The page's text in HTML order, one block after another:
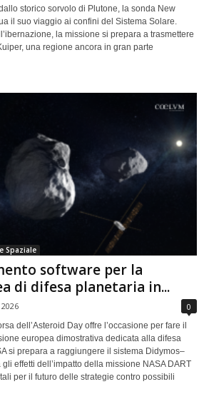
storico sorvolo di Plutone, la sonda New
il suo viaggio ai confini del Sistema Solare.
la missione si prepara a trasmettere
una regione ancora in gran parte
Spaziale
software per la
di difesa planetaria in...
0
dell’Asteroid Day offre l’occasione per fare il
europea dimostrativa dedicata alla difesa
si prepara a raggiungere il sistema Didymos–
effetti dell’impatto della missione NASA DART
per il futuro delle strategie contro possibili